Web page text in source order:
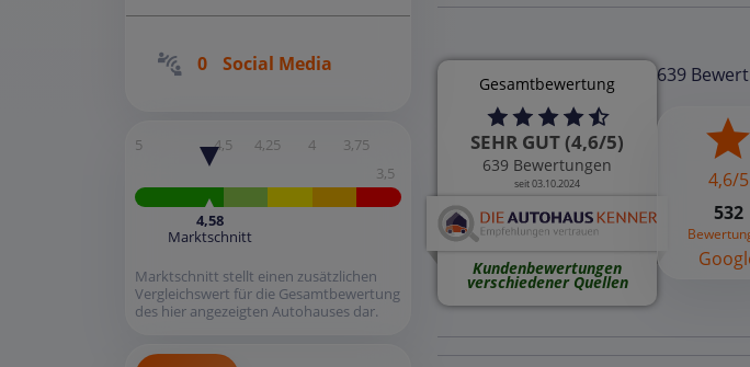
Gesamtbewertung
SEHR GUT (4,6/5)
639 Bewertungen
seit 03.10.2024
Kundenbewertungen
verschiedener Quellen
639
4,6/5
532
0 Social Media
5 4,5 4,25 4
3,75
3,5
4,58
Marktschnitt
Marktschnitt stellt einen zusätzlichen
Vergleichswert für die Gesamtbewertung
des hier angezeigten Autohauses dar.